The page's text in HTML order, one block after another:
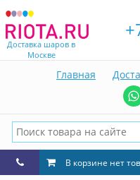
Доставка шаров в
Москве
Главная
В корзине нет